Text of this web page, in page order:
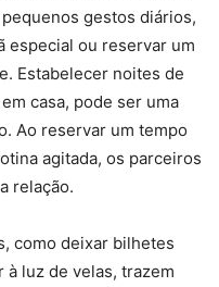
gestos diários,
especial ou reservar um
Estabelecer noites de
casa, pode ser uma
Ao reservar um tempo
agitada, os parceiros
relação.
como deixar bilhetes
luz de velas, trazem